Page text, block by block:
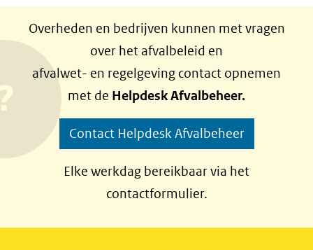
l
e
n
o
p
F
b
l
e
n
o
p
L
e
Overheden en bedrijven kunnen met vragen
over het afvalbeleid en
afvalwet- en regelgeving contact opnemen
met de Helpdesk Afvalbeheer.
Contact Helpdesk Afvalbeheer
Elke werkdag bereikbaar via het
contactformulier.